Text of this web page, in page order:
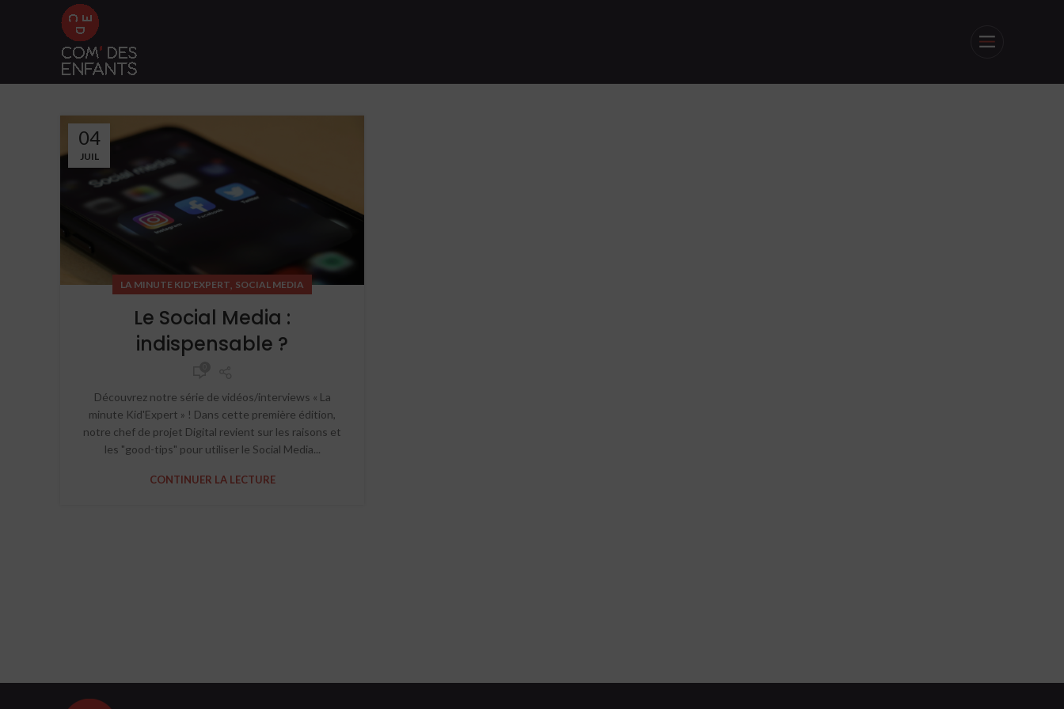
04
JUIL
LA MINUTE KID'EXPERT, SOCIAL MEDIA
Le Social Media :
indispensable ?
Découvrez notre série de vidéos/interviews « La
minute Kid'Expert » ! Dans cette première édition,
notre chef de projet Digital revient sur les raisons et
les "good-tips" pour utiliser le Social Media...
CONTINUER LA LECTURE